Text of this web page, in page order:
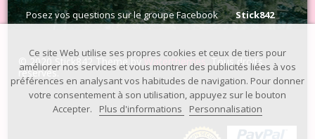
Ce site Web utilise ses propres cookies et ceux de tiers pour
améliorer nos services et vous montrer des publicités liées à vos
préférences en analysant vos habitudes de navigation. Pour donner
votre consentement à son utilisation, appuyez sur le bouton
Accepter.
Plus d'informations Personnalisation
Posez vos questions sur le groupe Facebook Stick842
© 2020 Stick842 Theme by Waterthemes
. Tous droits
réservés.